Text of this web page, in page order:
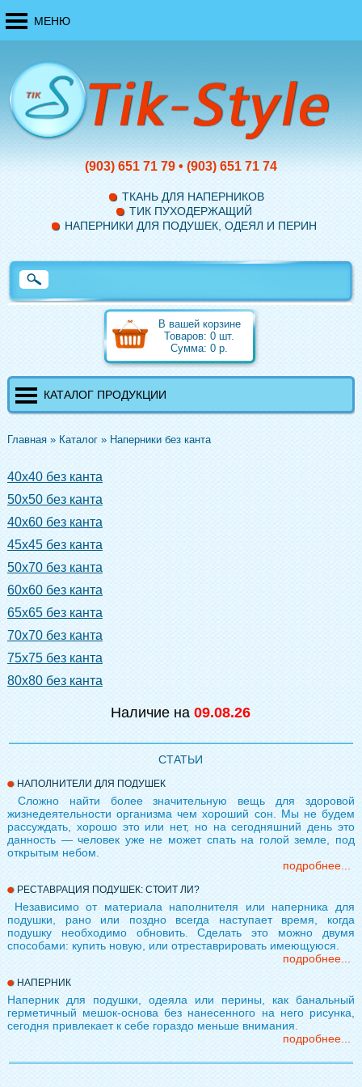
МЕНЮ
(903) 651 71 79 • (903) 651 71 74
ТКАНЬ ДЛЯ НАПЕРНИКОВ
ТИК ПУХОДЕРЖАЩИЙ
НАПЕРНИКИ ДЛЯ ПОДУШЕК, ОДЕЯЛ И ПЕРИН
В вашей корзине
Товаров:0 шт.
Сумма:0 р.
КАТАЛОГ ПРОДУКЦИИ
Главная» Каталог» Наперники без канта
40x40 без канта
50х50 без канта
40x60 без канта
45x45 без канта
50x70 без канта
60x60 без канта
65x65 без канта
70x70 без канта
75x75 без канта
80x80 без канта
Наличие на09.08.26
СТАТЬИ
НАПОЛНИТЕЛИ ДЛЯ ПОДУШЕК
Сложно найти более значительную вещь для здоровой
жизнедеятельности организма чем хороший сон. Мы не будем
рассуждать, хорошо это или нет, но на сегодняшний день это
данность — человек уже не может спать на голой земле, под
открытым небом.
подробнее...
РЕСТАВРАЦИЯ ПОДУШЕК: СТОИТ ЛИ?
Независимо от материала наполнителя или наперника для
подушки, рано или поздно всегда наступает время, когда
подушку необходимо обновить. Сделать это можно двумя
способами: купить новую, или отреставрировать имеющуюся.
подробнее...
НАПЕРНИК
Наперник для подушки, одеяла или перины, как банальный
герметичный мешок-основа без нанесенного на него рисунка,
сегодня привлекает к себе гораздо меньше внимания.
подробнее...